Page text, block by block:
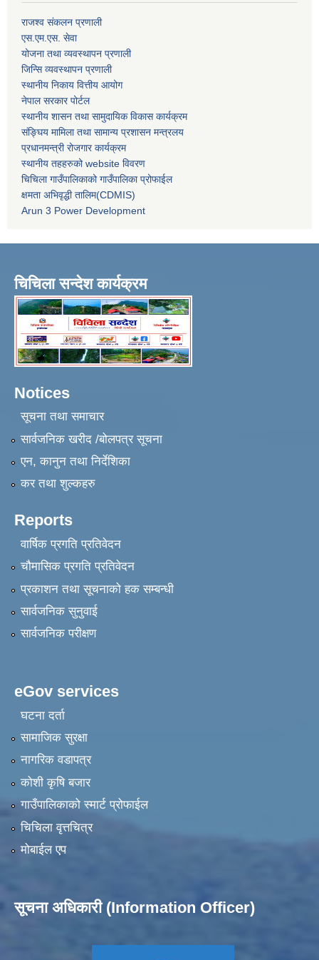
राजश्व संकलन प्रणाली
एस.एम.एस. सेवा
योजना तथा व्यवस्थापन प्रणाली
जिन्सि व्यवस्थापन प्रणाली
स्थानीय निकाय वित्तीय आयोग
नेपाल सरकार पोर्टल
स्थानीय शासन तथा सामुदायिक विकास कार्यक्रम
संङ्घिय मामिला तथा सामान्य प्रशासन मन्त्रलय
प्रधानमन्त्री रोजगार कार्यक्रम
स्थानीय तहहरुको website विवरण
चिचिला गाउँपालिकाको गाउँपालिका प्रोफाईल
क्षमता अभिवृद्धी तालिम(CDMIS)
Arun 3 Power Development
चिचिला सन्देश कार्यक्रम
Notices
सूचना तथा समाचार
सार्वजनिक खरीद /बोलपत्र सूचना
एन, कानुन तथा निर्देशिका
कर तथा शुल्कहरु
Reports
वार्षिक प्रगति प्रतिवेदन
चौमासिक प्रगति प्रतिवेदन
प्रकाशन तथा सूचनाको हक सम्बन्धी
सार्वजनिक सुनुवाई
सार्वजनिक परीक्षण
eGov services
घटना दर्ता
सामाजिक सुरक्षा
नागरिक वडापत्र
कोशी कृषि बजार
गाउँपालिकाको स्मार्ट प्रोफाईल
चिचिला वृत्तचित्र
मोबाईल एप
सूचना अधिकारी (Information Officer)